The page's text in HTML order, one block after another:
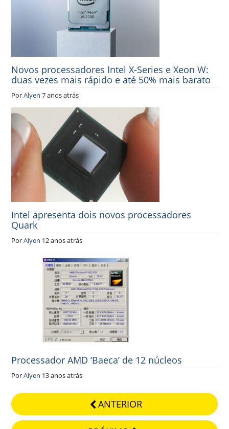
Novos processadores Intel X-Series e Xeon W:
duas vezes mais rápido e até 50% mais barato
PorAlyen 7 anos atrás
Intel apresenta dois novos processadores
Quark
PorAlyen 12 anos atrás
Processador AMD ‘Baeca’ de 12 núcleos
PorAlyen 13 anos atrás
ANTERIOR